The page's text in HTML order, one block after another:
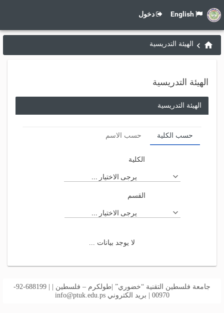
دخول
الهيئة التدريسية
الهيئة التدريسية
الهيئة التدريسية
حسب الكلية حسب الاسم
الكلية
يرجى الاختيار ...
القسم
يرجى الاختيار ...
لا يوجد بيانات ...
جامعة فلسطين التقنية “خضوري” |طولكرم – فلسطين | | 688199-92-
00970 | بريد الكتروني
info@ptuk.edu.ps